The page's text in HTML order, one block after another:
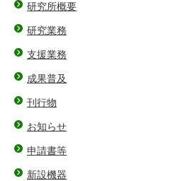
研究所概要
研究業務
支援業務
成果普及
刊行物
お知らせ
申請書等
新設機器